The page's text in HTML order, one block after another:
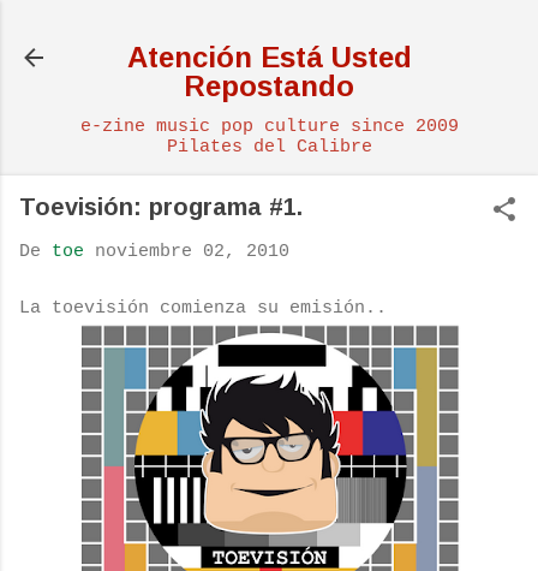
Atención Está Usted
Repostando
e-zine music pop culture since 2009
Pilates del Calibre
Toevisión: programa #1.
De toe noviembre 02, 2010
La toevisión comienza su emisión..